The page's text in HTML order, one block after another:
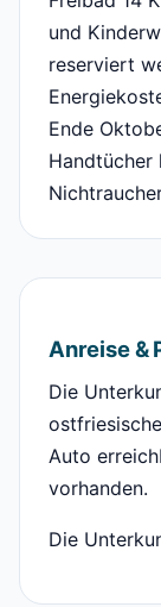
und
reserviert
Ende
Handtücher
Anreise &
Die
Auto
vorhanden.
Die